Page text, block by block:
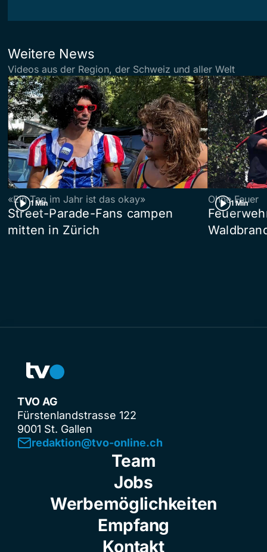
Weitere News
Videos aus der Region, der Schweiz und aller Welt
1 Min
«Ein Tag im Jahr ist das okay»
Street-Parade-Fans campen
mitten in Zürich
1 Min
Ohne Feuer
TVO AG
Fürstenlandstrasse 122
9001 St. Gallen
redaktion@tvo-online.ch
Team
Jobs
Werbemöglichkeiten
Empfang
Kontakt